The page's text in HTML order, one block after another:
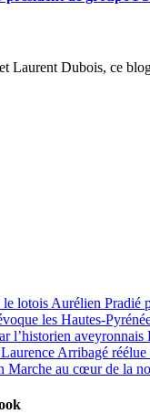
Laurent Dubois, ce
lotois Aurélien Pradié
les Hautes-
l’historien aveyronnais
Arribagé
Marche au cœur de la